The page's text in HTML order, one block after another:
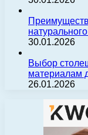
30.01.2026
Выбор
материалам
26.01.2026